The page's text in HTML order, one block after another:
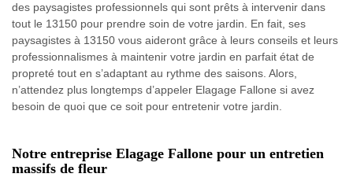
des paysagistes professionnels qui sont prêts à intervenir dans
tout le 13150 pour prendre soin de votre jardin. En fait, ses
paysagistes à 13150 vous aideront grâce à leurs conseils et leurs
professionnalismes à maintenir votre jardin en parfait état de
propreté tout en s’adaptant au rythme des saisons. Alors,
n’attendez plus longtemps d’appeler Elagage Fallone si avez
besoin de quoi que ce soit pour entretenir votre jardin.
Notre entreprise Elagage Fallone pour un entretien
massifs de fleur